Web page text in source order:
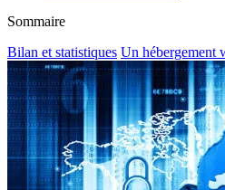
Sommaire
Bilan et statistiques Un hébergement